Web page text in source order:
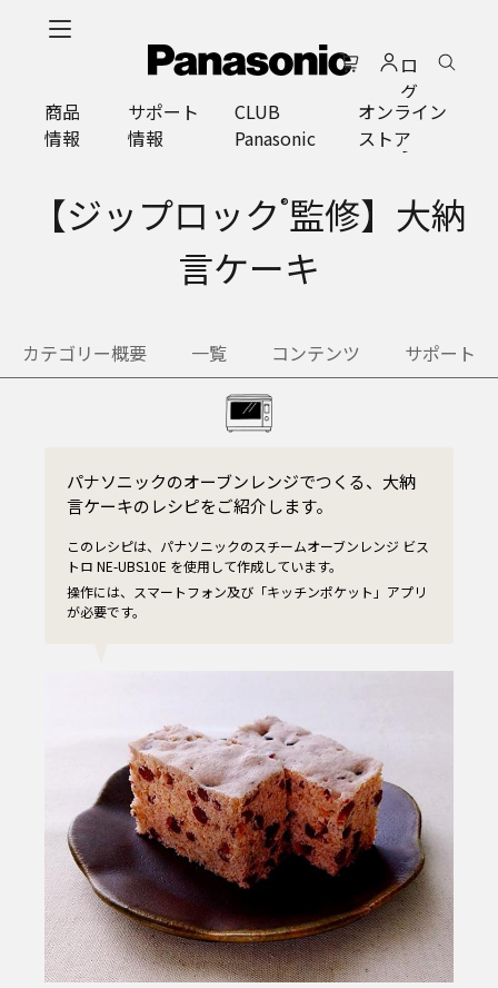
ロ
グ
イ
ン
商品
情報
サポート
情報
CLUB
Panasonic
オンライン
ストア
【ジップロック ®監修】大納
言ケーキ
カテゴリー概要 一覧 コンテンツ サポート
パナソニックのオーブンレンジでつくる、大納
言ケーキのレシピをご紹介します。
このレシピは、パナソニックのスチームオーブンレンジ ビス
トロ NE-UBS10E を使用して作成しています。
操作には、スマートフォン及び「キッチンポケット」アプリ
が必要です。